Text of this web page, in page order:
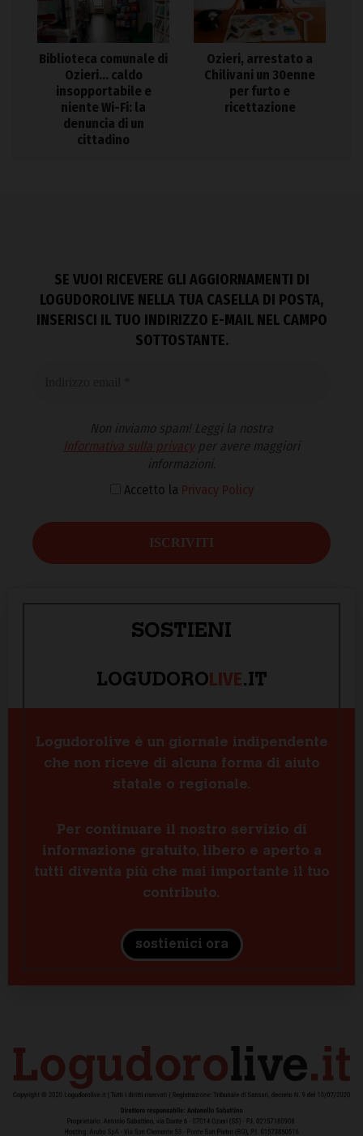
Biblioteca comunale di
Ozieri… caldo
insopportabile e
niente Wi-Fi: la
denuncia di un
cittadino
Ozieri, arrestato a
Chilivani un 30enne
per furto e
ricettazione
SE VUOI RICEVERE GLI AGGIORNAMENTI DI
LOGUDOROLIVE NELLA TUA CASELLA DI POSTA,
INSERISCI IL TUO INDIRIZZO E-MAIL NEL CAMPO
SOTTOSTANTE.
Non inviamo spam! Leggi la nostra
Informativa sulla privacyper avere maggiori
informazioni.
Accetto la Privacy Policy
SOSTIENI
LOGUDOROLIVE.IT
Logudorolive è un giornale indipendente
che non riceve di alcuna forma di aiuto
statale o regionale.
Per continuare il nostro servizio di
informazione gratuito, libero e aperto a
tutti diventa più che mai importante il tuo
contributo.
sostienici ora